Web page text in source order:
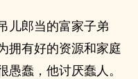
儿郎当的富家子弟
拥有好的资源和家庭
蠢，他讨厌蠢人。